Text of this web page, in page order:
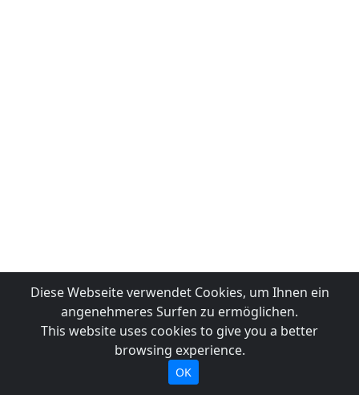
Diese Webseite verwendet Cookies, um Ihnen ein
angenehmeres Surfen zu ermöglichen.
This website uses cookies to give you a better
browsing experience.
OK